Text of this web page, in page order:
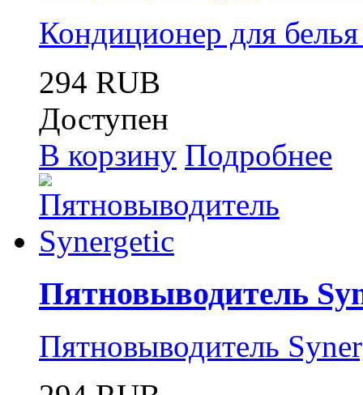
Кондиционер для
294 RUB
Доступен
В корзину Подробнее
Пятновыводитель
Пятновыводитель